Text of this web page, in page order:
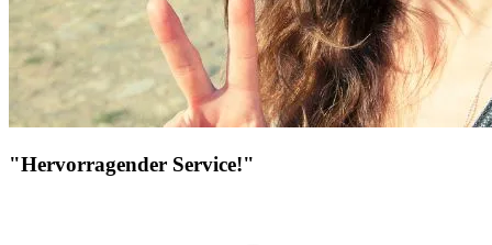
"Hervorragender Service!"